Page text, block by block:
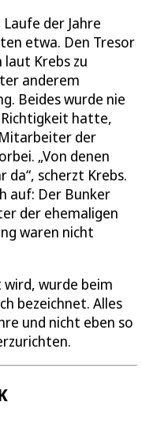
der Jahre
etwa. Den Tresor
Krebs zu
anderem
Beides wurde nie
hatte,
der
„Von denen
da“, scherzt Krebs.
auf: Der Bunker
der ehemaligen
waren nicht
wurde beim
bezeichnet. Alles
und nicht eben so